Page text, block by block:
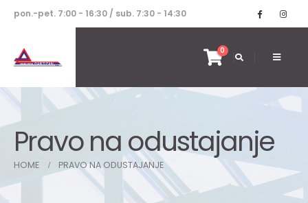
pon.-pet. 7:00 - 16:30 / sub. 7:30 - 14:30
0
Pravo na odustajanje
HOME PRAVO NA ODUSTAJANJE